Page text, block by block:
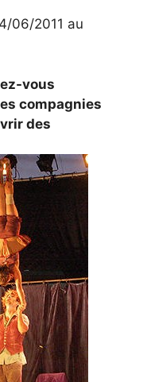
06/2011 au
vous
compagnies
des